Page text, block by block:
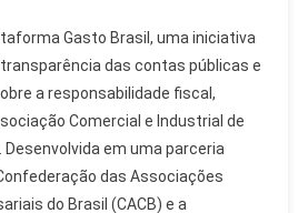
Gasto Brasil, uma iniciativa
das contas públicas e
a responsabilidade fiscal,
Comercial e Industrial de
Desenvolvida em uma parceria
das Associações
do Brasil (CACB) e a